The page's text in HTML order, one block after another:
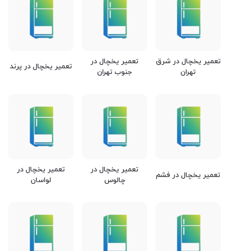
تعمیر یخچال در شرق
تهران
تعمیر یخچال در
جنوب تهران
تعمیر یخچال در پرند
تعمیر یخچال در فشم
تعمیر یخچال در
چالوس
تعمیر یخچال در
لواسان